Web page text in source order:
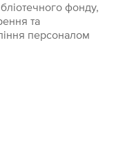
фонду,
та
персоналом